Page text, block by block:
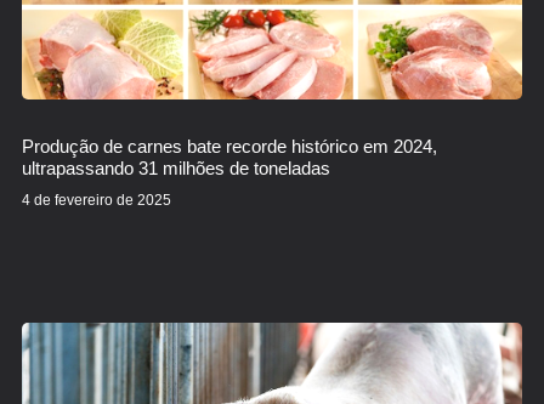
Produção de carnes bate recorde histórico em 2024,
ultrapassando 31 milhões de toneladas
4 de fevereiro de 2025